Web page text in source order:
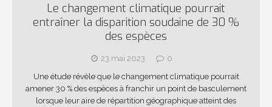
Le changement climatique pourrait
entraîner la disparition soudaine de 30 %
des espèces
23 mai 2023
0
Une étude révèle que le changement climatique pourrait
amener 30 % des espèces à franchir un point de basculement
lorsque leur aire de répartition géographique atteint des